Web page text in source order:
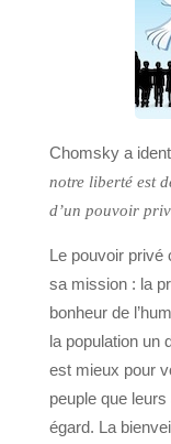
Chomsky a
notre liberté est
d’un pouvoir
Le pouvoir privé
sa mission : la
bonheur de
la population un
est mieux pour
peuple que
égard. La